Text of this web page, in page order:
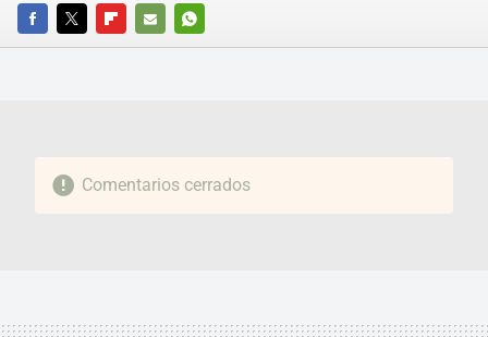
FACEBOOKTWITTERFLIPBOARD
E-
WHATSAPP
Comentarios cerrados